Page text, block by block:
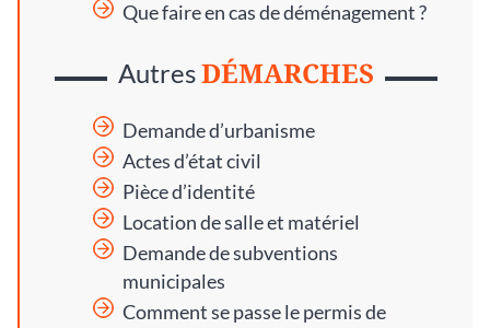
Que faire en cas de déménagement ?
AutresDÉMARCHES
Demande d’urbanisme
Actes d’état civil
Pièce d’identité
Location de salle et matériel
Demande de subventions
municipales
Comment se passe le permis de